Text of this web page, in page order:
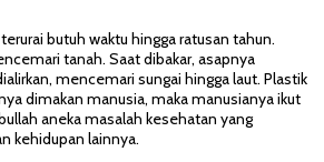
butuh waktu hingga ratusan tahun.
tanah. Saat dibakar, asapnya
mencemari sungai hingga laut. Plastik
dimakan manusia, maka manusianya ikut
aneka masalah kesehatan yang
kehidupan lainnya.